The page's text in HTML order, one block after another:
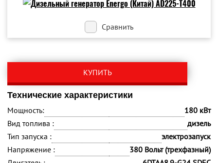
Сравнить
КУПИТЬ
Технические характеристики
Мощность:
180 кВт
Вид топлива :
дизель
Тип запуска :
электрозапуск
Напряжение :
380 Вольт (трехфазный)